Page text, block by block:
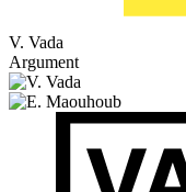
V. Vada
Argument